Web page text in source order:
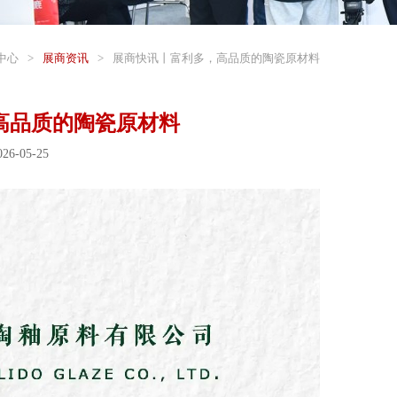
心 > 展商资讯 > 展商快讯丨富利多，高品质的陶瓷原材料
品质的陶瓷原材料
05-25